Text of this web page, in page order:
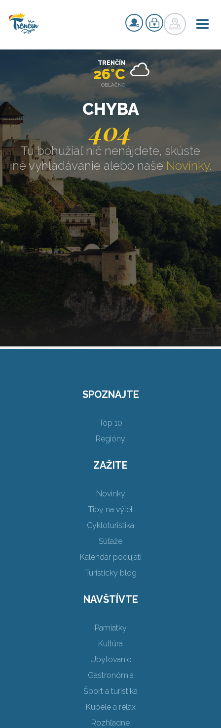
CHYBA
404
Tu bohužiaľ nič nenájdete, skúste
iné vyhľadávanie alebo naše Novinky.
TRENČÍN
26°C
OBLAČNO
SPOZNAJTE
Top 10
Regióny
ZAŽITE
Novinky
Tipy na výlet
Cykloturistika
Súťaže
Kalendár podujatí
Turistický blog
NAVŠTÍVTE
Pamiatky
Kultúra
Ubytovanie
Gastronómia
Šport a turistika
Kúpele a relax
Rozhľadne